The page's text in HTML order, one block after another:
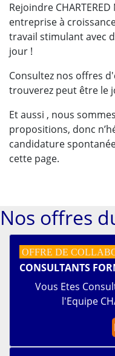
Rejoindre
entreprise à
travail stimulant avec
jour !
Consultez nos offres
trouverez peut être le
Et aussi , nous
propositions, donc
candidature
cette page.
Nos offres
OFFRE DE
CONSULTANTS
Vous Etes
l'Equipe